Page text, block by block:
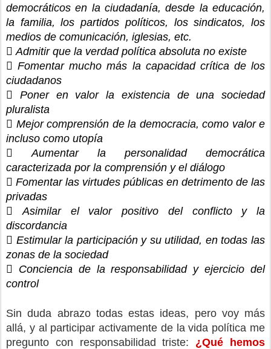
democráticos en la ciudadanía, desde la educación,
la familia, los partidos políticos, los sindicatos, los
medios de comunicación, iglesias, etc.
 Admitir que la verdad política absoluta no existe
 Fomentar mucho más la capacidad crítica de los
ciudadanos
 Poner en valor la existencia de una sociedad
pluralista
 Mejor comprensión de la democracia, como valor e
incluso como utopía
 Aumentar la personalidad democrática
caracterizada por la comprensión y el diálogo
 Fomentar las virtudes públicas en detrimento de las
privadas
 Asimilar el valor positivo del conflicto y la
discordancia
 Estimular la participación y su utilidad, en todas las
zonas de la sociedad
 Conciencia de la responsabilidad y ejercicio del
control
Sin duda abrazo todas estas ideas, pero voy más
allá, y al participar activamente de la vida política me
pregunto con responsabilidad triste: ¿Qué hemos